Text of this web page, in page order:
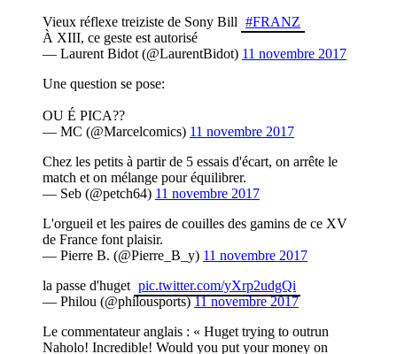
Vieux réflexe treiziste de Sony Bill #FRANZ
À XIII, ce geste est autorisé
— Laurent Bidot (@LaurentBidot) 11 novembre 2017
Une question se pose:
OU É PICA??
— MC (@Marcelcomics) 11 novembre 2017
Chez les petits à partir de 5 essais d'écart, on arrête le
match et on mélange pour équilibrer.
— Seb (@petch64) 11 novembre 2017
L'orgueil et les paires de couilles des gamins de ce XV
de France font plaisir.
— Pierre B. (@Pierre_B_y) 11 novembre 2017
la passe d'huget pic.twitter.com/yXrp2udgQi
— Philou (@philousports)11 novembre 2017
Le commentateur anglais : « Huget trying to outrun
Naholo! Incredible! Would you put your money on